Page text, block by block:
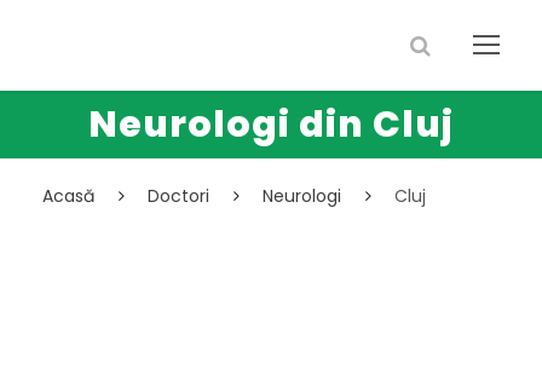
Neurologi din Cluj
Acasă Doctori Neurologi Cluj